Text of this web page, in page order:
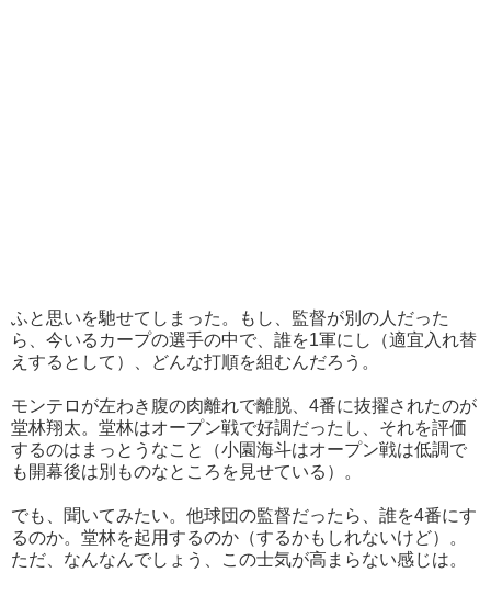
ふと思いを馳せてしまった。もし、監督が別の人だった
ら、今いるカープの選手の中で、誰を1軍にし（適宜入れ替
えするとして）、どんな打順を組むんだろう。
モンテロが左わき腹の肉離れで離脱、4番に抜擢されたのが
堂林翔太。堂林はオープン戦で好調だったし、それを評価
するのはまっとうなこと（小園海斗はオープン戦は低調で
も開幕後は別ものなところを見せている）。
でも、聞いてみたい。他球団の監督だったら、誰を4番にす
るのか。堂林を起用するのか（するかもしれないけど）。
ただ、なんなんでしょう、この士気が高まらない感じは。